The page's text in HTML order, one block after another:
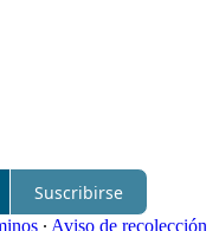
Suscribirse
∙ Aviso de recolección